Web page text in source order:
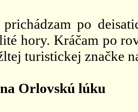
po
hory. Kráčam po
turistickej značke
Orlovskú lúku